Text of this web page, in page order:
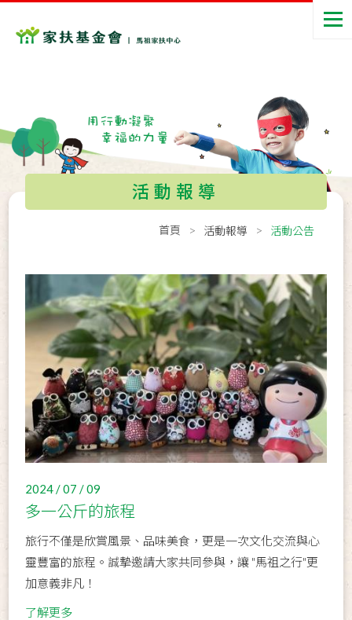
活動報導
首頁 活動報導 活動公告
2024 / 07 / 09
多一公斤的旅程
旅行不僅是欣賞風景、品味美食，更是一次文化交流與心
靈豐富的旅程。誠摯邀請大家共同參與，讓 "馬祖之行"更
加意義非凡！
了解更多